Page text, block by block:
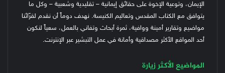
الإيمان، وتوعية الإخوة على حقائق إيمانية – تقليدية وشعبية – وكل ما
يتوافق مع الكتاب المقدس وتعاليم الكنيسة. نهدف دوماً أن نقدم لقرّائنا
مواضيع وتقارير أمينة ووافية، ثمرة أبحاث وتفاني بالعمل، سعياً لنكون
أحد المواقع الأكثر مصداقية وأمانة في عمل التبشير عبر الإنترنت.
المواضيع الأكثر زيارة